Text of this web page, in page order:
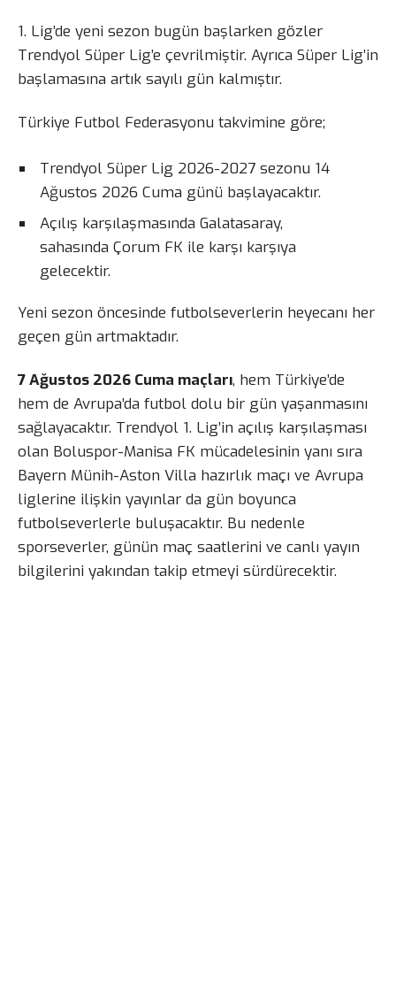
1. Lig’de yeni sezon bugün başlarken gözler
Trendyol Süper Lig’e çevrilmiştir. Ayrıca Süper Lig’in
başlamasına artık sayılı gün kalmıştır.
Türkiye Futbol Federasyonu takvimine göre;
Trendyol Süper Lig 2026-2027 sezonu 14
Ağustos 2026 Cuma günü başlayacaktır.
Açılış karşılaşmasında Galatasaray,
sahasında Çorum FK ile karşı karşıya
gelecektir.
Yeni sezon öncesinde futbolseverlerin heyecanı her
geçen gün artmaktadır.
7 Ağustos 2026 Cuma maçları, hem Türkiye’de
hem de Avrupa’da futbol dolu bir gün yaşanmasını
sağlayacaktır. Trendyol 1. Lig’in açılış karşılaşması
olan Boluspor-Manisa FK mücadelesinin yanı sıra
Bayern Münih-Aston Villa hazırlık maçı ve Avrupa
liglerine ilişkin yayınlar da gün boyunca
futbolseverlerle buluşacaktır. Bu nedenle
sporseverler, günün maç saatlerini ve canlı yayın
bilgilerini yakından takip etmeyi sürdürecektir.